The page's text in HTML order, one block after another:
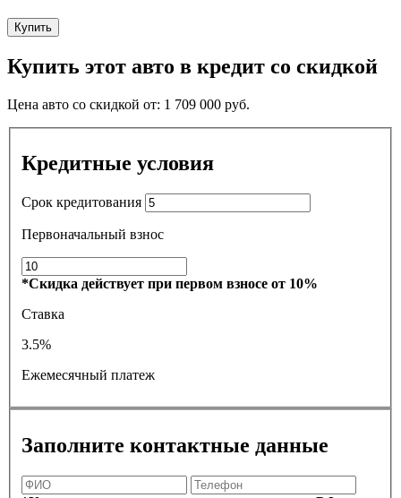
Купить
Купить этот авто в кредит со скидкой
Цена авто со скидкой от: 1 709 000 руб.
Кредитные условия
Срок кредитования
Первоначальный взнос
*Скидка действует при первом взносе от 10%
Ставка
3.5%
Ежемесячный платеж
Заполните контактные данные